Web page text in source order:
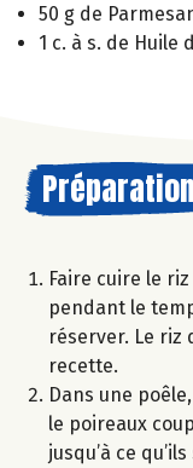
50 g de
1 c. à s. de Huile
Préparation
Faire cuire le
pendant le
réserver. Le riz
recette.
Dans une
le poireaux
jusqu’à ce